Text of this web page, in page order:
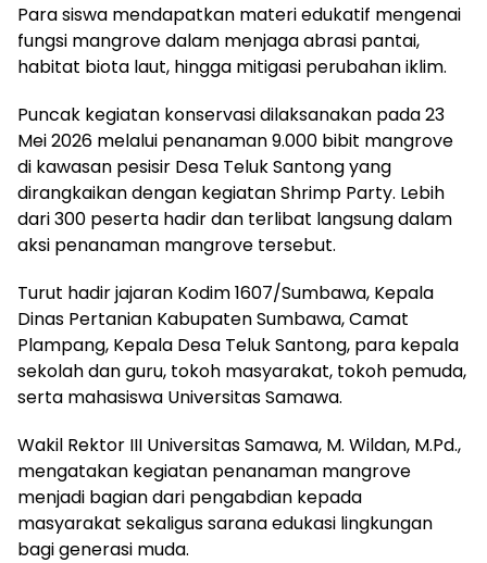
Para siswa mendapatkan materi edukatif mengenai
fungsi mangrove dalam menjaga abrasi pantai,
habitat biota laut, hingga mitigasi perubahan iklim.
Puncak kegiatan konservasi dilaksanakan pada 23
Mei 2026 melalui penanaman 9.000 bibit mangrove
di kawasan pesisir Desa Teluk Santong yang
dirangkaikan dengan kegiatan Shrimp Party. Lebih
dari 300 peserta hadir dan terlibat langsung dalam
aksi penanaman mangrove tersebut.
Turut hadir jajaran Kodim 1607/Sumbawa, Kepala
Dinas Pertanian Kabupaten Sumbawa, Camat
Plampang, Kepala Desa Teluk Santong, para kepala
sekolah dan guru, tokoh masyarakat, tokoh pemuda,
serta mahasiswa Universitas Samawa.
Wakil Rektor III Universitas Samawa, M. Wildan, M.Pd.,
mengatakan kegiatan penanaman mangrove
menjadi bagian dari pengabdian kepada
masyarakat sekaligus sarana edukasi lingkungan
bagi generasi muda.